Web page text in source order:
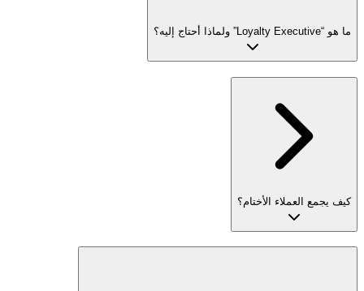
ما هو “Loyalty Executive” ولماذا أحتاج إليه؟
كيف يجمع العملاء الأختام؟